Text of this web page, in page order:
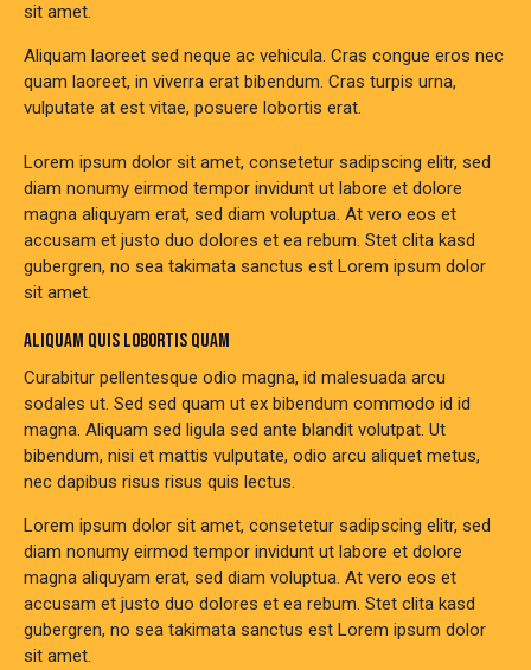
sit amet.
Aliquam laoreet sed neque ac vehicula. Cras congue eros nec
quam laoreet, in viverra erat bibendum. Cras turpis urna,
vulputate at est vitae, posuere lobortis erat.
Lorem ipsum dolor sit amet, consetetur sadipscing elitr, sed
diam nonumy eirmod tempor invidunt ut labore et dolore
magna aliquyam erat, sed diam voluptua. At vero eos et
accusam et justo duo dolores et ea rebum. Stet clita kasd
gubergren, no sea takimata sanctus est Lorem ipsum dolor
sit amet.
ALIQUAM QUIS LOBORTIS QUAM
Curabitur pellentesque odio magna, id malesuada arcu
sodales ut. Sed sed quam ut ex bibendum commodo id id
magna. Aliquam sed ligula sed ante blandit volutpat. Ut
bibendum, nisi et mattis vulputate, odio arcu aliquet metus,
nec dapibus risus risus quis lectus.
Lorem ipsum dolor sit amet, consetetur sadipscing elitr, sed
diam nonumy eirmod tempor invidunt ut labore et dolore
magna aliquyam erat, sed diam voluptua. At vero eos et
accusam et justo duo dolores et ea rebum. Stet clita kasd
gubergren, no sea takimata sanctus est Lorem ipsum dolor
sit amet.